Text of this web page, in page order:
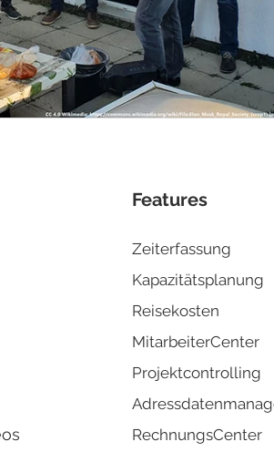
Features
Zeiterfassung
Kapazitätsplanung
Reisekosten
MitarbeiterCenter
Projektcontrolling
Adressd
RechnungsCenter